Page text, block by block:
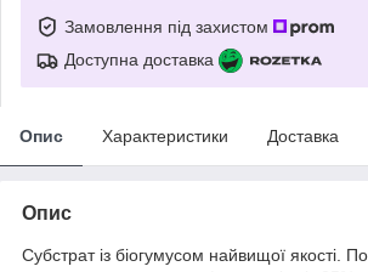
Замовлення під захистом
Доступна доставка
Опис Характеристики Доставка
Опис
Субстрат із біогумусом найвищої якості.